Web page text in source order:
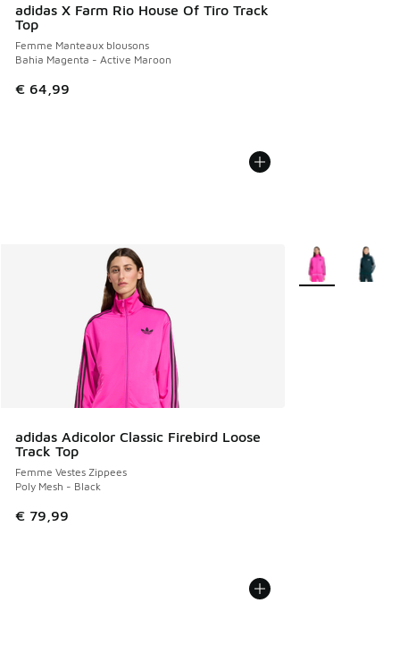
adidas X Farm Rio House Of Tiro Track
Top
Femme Manteaux blousons
Bahia Magenta - Active Maroon
€ 64,99
adidas Adicolor Classic Firebird Loose
Track Top
Femme Vestes Zippees
Poly Mesh - Black
€ 79,99
Plus de couleurs